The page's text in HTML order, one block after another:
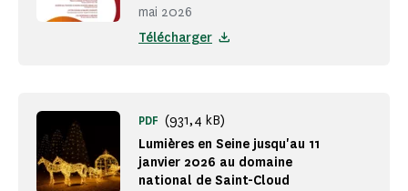
mai 2026
Télécharger
Lumières en Seine jusqu'au 11
janvier 2026 au domaine
national de Saint-Cloud
PDF (931,4 kB)